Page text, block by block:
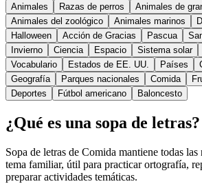
Animales Razas de perros
Animales de
Animales del zoológico
Animales marinos
Halloween
Acción de Gracias Pascua
Invierno
Ciencia Espacio Sistema solar
Vocabulario
Estados de EE. UU. Países
Geografía
Parques nacionales Comida
Deportes
Fútbol americano Baloncesto
¿Qué es una sopa de letras?
Sopa de letras de Comida mantiene todas las
tema familiar, útil para practicar ortografía,
preparar actividades temáticas.